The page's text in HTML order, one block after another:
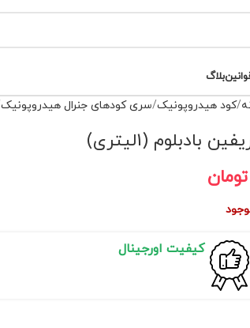
بلاگ
کود هیدروپونیک سری کودهای جنرال هیدروپونیک
بادبلوم (1لیتری)
تومان
کیفیت اورجینال